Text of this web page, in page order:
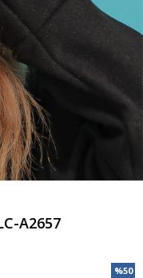
A2657
%50